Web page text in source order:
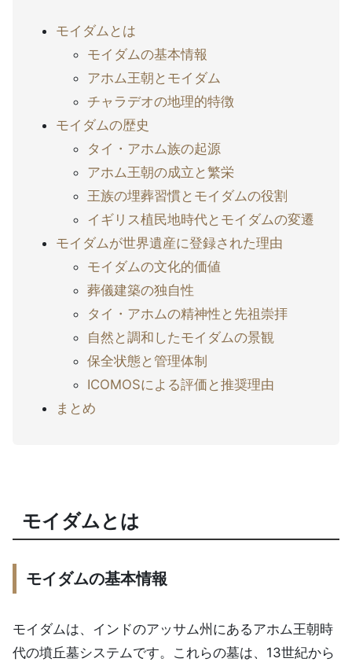
モイダムとは
モイダムの基本情報
アホム王朝とモイダム
チャラデオの地理的特徴
モイダムの歴史
タイ・アホム族の起源
アホム王朝の成立と繁栄
王族の埋葬習慣とモイダムの役割
イギリス植民地時代とモイダムの変遷
モイダムが世界遺産に登録された理由
モイダムの文化的価値
葬儀建築の独自性
タイ・アホムの精神性と先祖崇拝
自然と調和したモイダムの景観
保全状態と管理体制
ICOMOSによる評価と推奨理由
まとめ
モイダムとは
モイダムの基本情報
モイダムは、インドのアッサム州にあるアホム王朝時
代の墳丘墓システムです。これらの墓は、13世紀から